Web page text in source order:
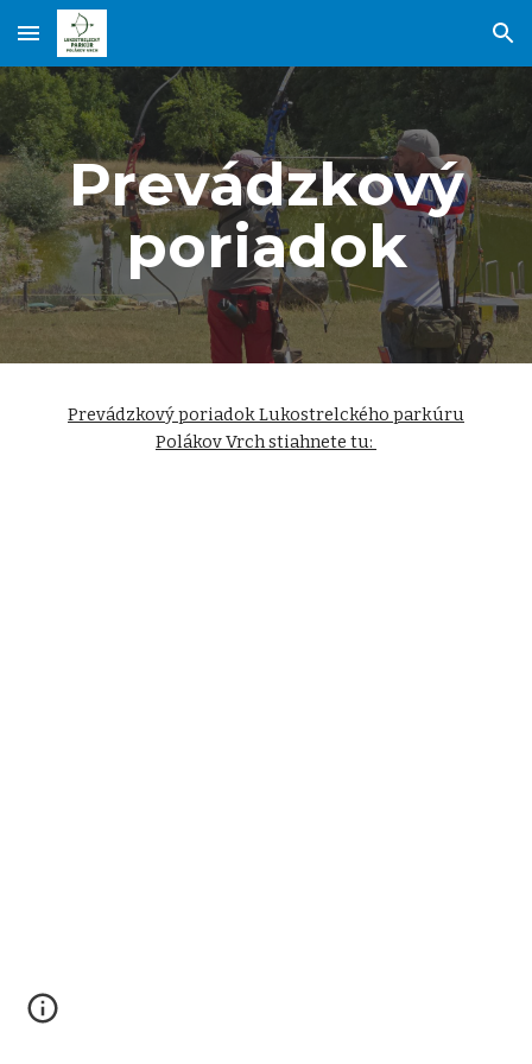
Skip to main content Skip to navigation
Prevádzkový
poriadok
Prevádzkový poriadok Lukostrelckého parkúru
Polákov Vrch stiahnete tu: